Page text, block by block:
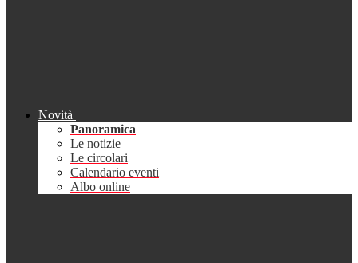
Novità
Panoramica
Le notizie
Le circolari
Calendario eventi
Albo online